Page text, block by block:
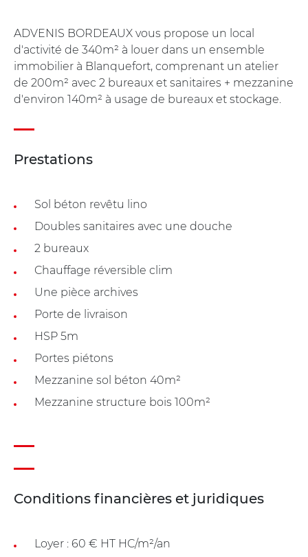
ADVENIS BORDEAUX vous propose un local
d'activité de 340m² à louer dans un ensemble
immobilier à Blanquefort, comprenant un atelier
de 200m² avec 2 bureaux et sanitaires + mezzanine
d'environ 140m² à usage de bureaux et stockage.
Prestations
Sol béton revêtu lino
Doubles sanitaires avec une douche
2 bureaux
Chauffage réversible clim
Une pièce archives
Porte de livraison
HSP 5m
Portes piétons
Mezzanine sol béton 40m²
Mezzanine structure bois 100m²
Conditions financières et juridiques
Loyer : 60 € HT HC/m²/an